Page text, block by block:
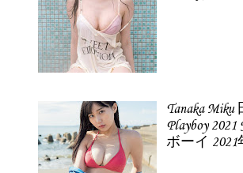
Tanaka Miku
Playboy
ボーイ 2021